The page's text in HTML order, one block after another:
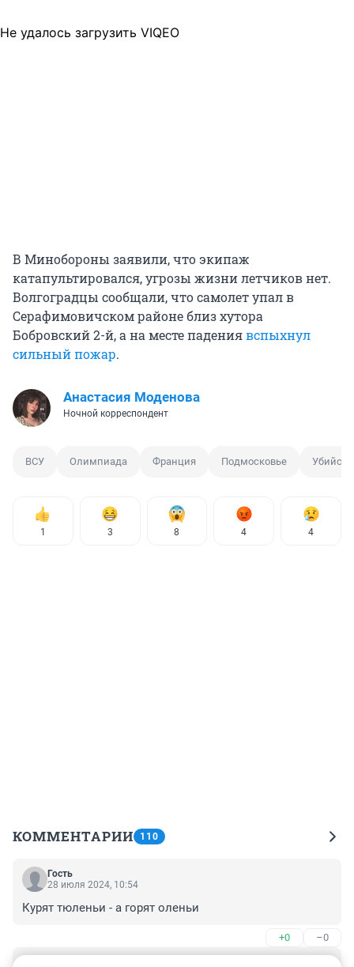
Не удалось загрузить VIQEO
В Минобороны заявили, что экипаж
катапультировался, угрозы жизни летчиков нет.
Волгоградцы сообщали, что самолет упал в
Серафимовичском районе близ хутора
Бобровский 2-й, а на месте падениявспыхнул
сильный пожар.
Анастасия Моденова
Ночной корреспондент
ВСУ Олимпиада Франция Подмосковье
1 3 8 4 4
КОММЕНТАРИИ 110
Гость
28 июля 2024, 10:54
Курят тюленьи - а горят оленьи
+0 –0